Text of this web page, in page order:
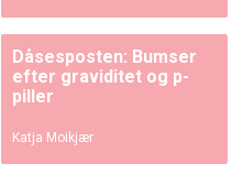
Dåsesposten: Bumser
efter graviditet og p-
piller
Katja Moikjær